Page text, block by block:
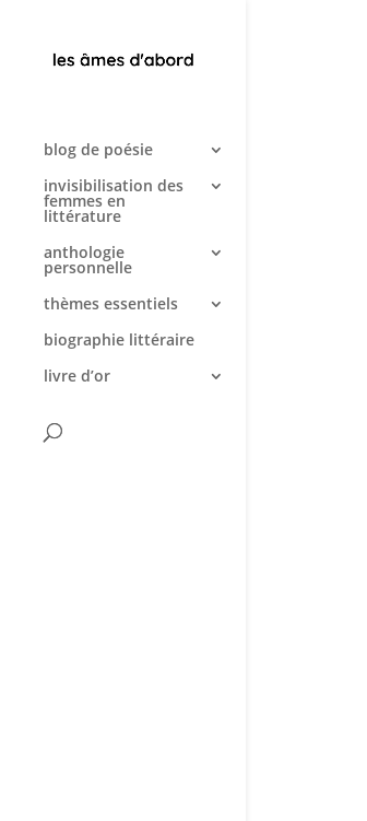
blog de poésie
invisibilisation des
femmes en
littérature
anthologie
personnelle
thèmes essentiels
biographie littéraire
livre d’or